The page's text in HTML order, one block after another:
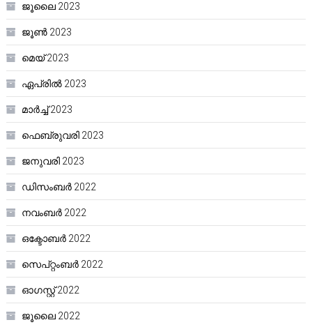
ജൂലൈ 2023
ജൂൺ 2023
മെയ്‌ 2023
ഏപ്രിൽ 2023
മാർച്ച്‌ 2023
ഫെബ്രുവരി 2023
ജനുവരി 2023
ഡിസംബർ 2022
നവംബർ 2022
ഒക്ടോബർ 2022
സെപ്റ്റംബർ 2022
ഓഗസ്റ്റ്‌ 2022
ജൂലൈ 2022